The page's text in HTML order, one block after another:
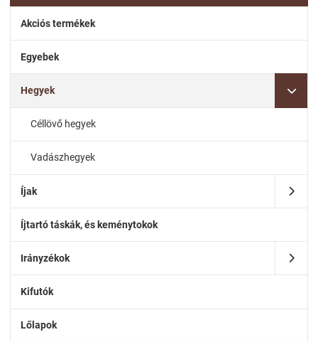
Akciós termékek
Egyebek
Hegyek
Céllövő hegyek
Vadászhegyek
Íjak
Íjtartó táskák, és keménytokok
Irányzékok
Kifutók
Lőlapok